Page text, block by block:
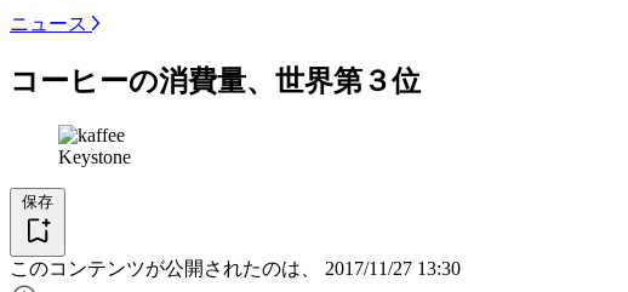
ニュース
コーヒーの消費量、世界第３位
Keystone
保存
このコンテンツが公開されたのは、 2017/11/27 13:30